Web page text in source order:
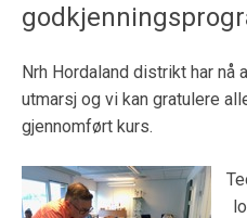
Nrh Hordaland distrikt har nå
utmarsj og vi kan gratulere
gjennomført kurs.